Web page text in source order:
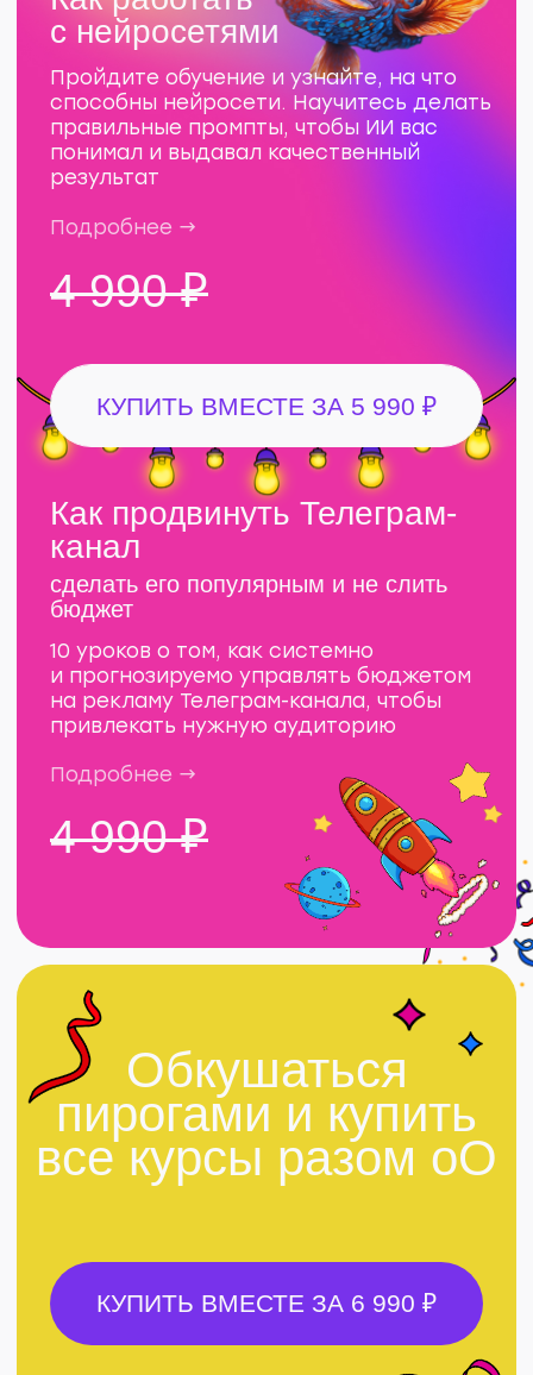
КУПИТЬ БЛОКНОТИК
192 крепких, красивых
и офигенских белых листа.
Можно рисовать, записывать
клиентские задачки.
Эксклюзив от «Рыбы», только
для ярмарки. В свободной
время не планируется =)
Забегайте
на выставку ИИ-